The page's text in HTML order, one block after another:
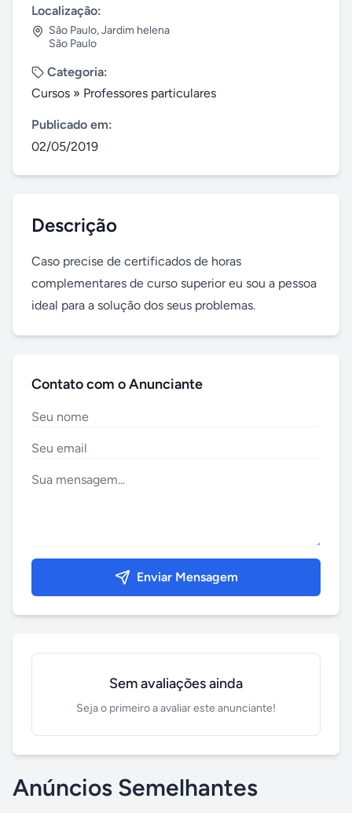
Localização:
São Paulo,Jardim helena
São Paulo
Categoria:
Cursos » Professores particulares
Publicado em:
02/05/2019
Descrição
Caso precise de certificados de horas
complementares de curso superior eu sou a pessoa
ideal para a solução dos seus problemas.
Contato com o Anunciante
Enviar Mensagem
Sem avaliações ainda
Seja o primeiro a avaliar este anunciante!
Anúncios Semelhantes